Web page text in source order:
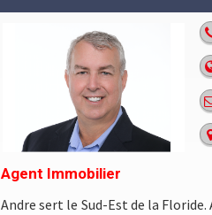
Agent Immobilier
Andre sert le Sud-Est de la